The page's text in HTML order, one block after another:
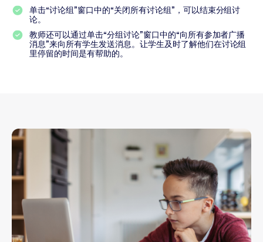
单击“讨论组”窗口中的“关闭所有讨论组”，可以结束分组讨
论。
教师还可以通过单击“分组讨论”窗口中的“向所有参加者广播
消息”来向所有学生发送消息。让学生及时了解他们在讨论组
里停留的时间是有帮助的。